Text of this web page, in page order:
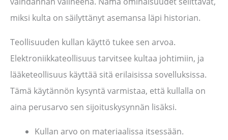
miksi kulta on säilyttänyt asemansa läpi historian.
Teollisuuden kullan käyttö tukee sen arvoa.
Elektroniikkateollisuus tarvitsee kultaa johtimiin, ja
lääketeollisuus käyttää sitä erilaisissa sovelluksissa.
Tämä käytännön kysyntä varmistaa, että kullalla on
aina perusarvo sen sijoituskysynnän lisäksi.
Kullan arvo on materiaalissa itsessään.